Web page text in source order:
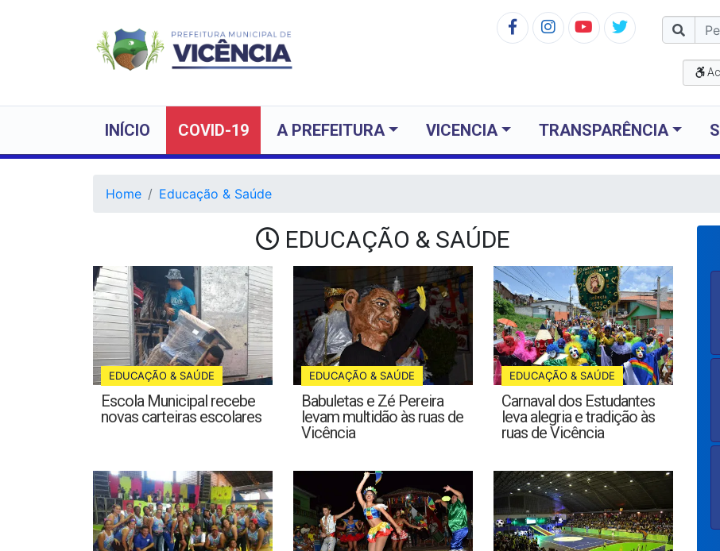
INÍCIO COVID-19 A PREFEITURA VICENCIA TRANSPARÊNCIA
Home Educação & Saúde
EDUCAÇÃO & SAÚDE
EDUCAÇÃO & SAÚDE
Escola Municipal recebe
novas carteiras escolares
EDUCAÇÃO & SAÚDE
Babuletas e Zé Pereira
levam multidão às ruas de
Vicência
EDUCAÇÃO & SAÚDE
Carnaval dos Estudantes
leva alegria e tradição às
ruas de Vicência